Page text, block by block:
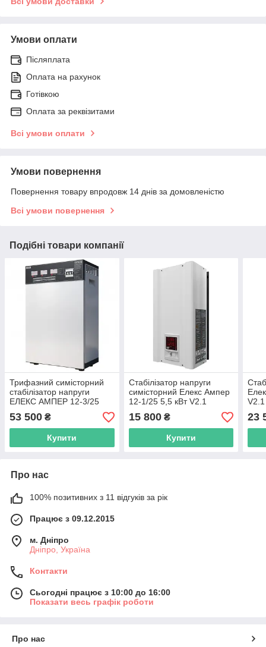
Умови оплати
Післяплата
Оплата на рахунок
Готівкою
Оплата за реквізитами
Всі умови оплати
Умови повернення
Повернення товару впродовж 14 днів за домовленістю
Всі умови повернення
Подібні товари компанії
Трифазний симісторний
стабілізатор напруги
ЕЛЕКС АМПЕР 12-3/25
53 500 ₴
Купити
Стабілізатор напруги
симісторний Елекс Ампер
12-1/25 5,5 кВт V2.1
15 800₴
Купити
V2.1
23
Про нас
100% позитивних з 11 відгуків за рік
Працює з 09.12.2015
м. Дніпро
Дніпро, Україна
Контакти
Сьогодні працює з 10:00 до 16:00
Показати весь графік роботи
Про нас